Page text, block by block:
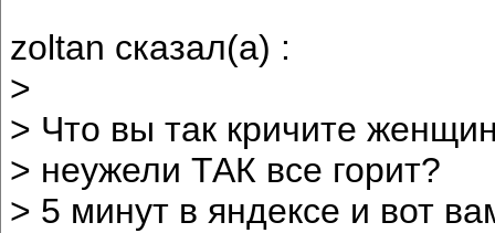
zoltan сказал(а) :
>
> Что вы так кричите
> неужели ТАК все горит?
> 5 минут в яндексе и вот